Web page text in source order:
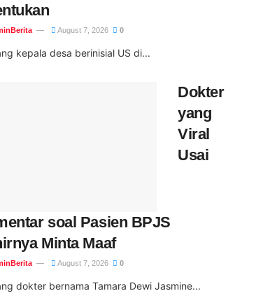
August 7, 2026 0
kepala desa berinisial US di...
Dokter
yang
Viral
Usai
soal Pasien BPJS
Minta Maaf
August 7, 2026 0
dokter bernama Tamara Dewi Jasmine...